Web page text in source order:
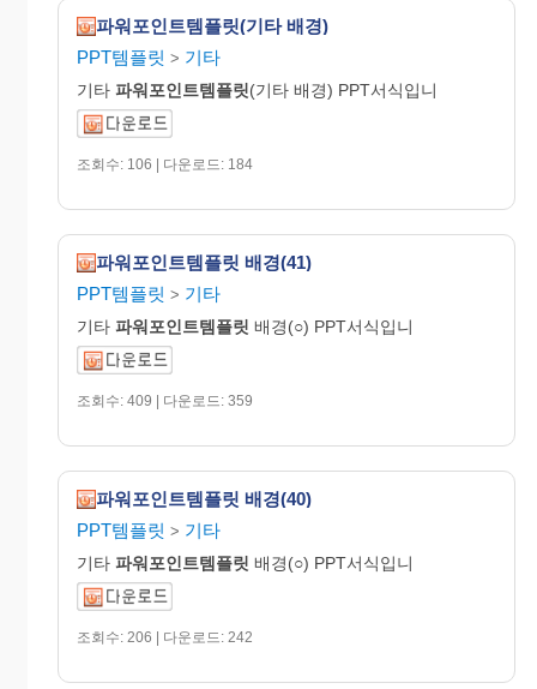
파워포인트템플릿(기타 배경)
PPT템플릿 > 기타
기타 파워포인트템플릿(기타 배경) PPT서식입니
조회수: 106 | 다운로드: 184
파워포인트템플릿 배경(41)
PPT템플릿 > 기타
기타 파워포인트템플릿 배경(○) PPT서식입니
조회수: 409 | 다운로드: 359
파워포인트템플릿 배경(40)
PPT템플릿 > 기타
기타 파워포인트템플릿 배경(○) PPT서식입니
조회수: 206 | 다운로드: 242